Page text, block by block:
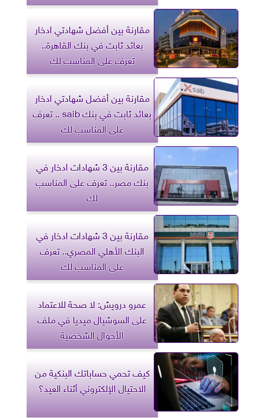
مقارنة بين أفضل شهادتي ادخار
بعائد ثابت في بنك القاهرة..
تعرف على المناسب لك
مقارنة بين أفضل شهادتي ادخار
بعائد ثابت في بنك saib .. تعرف
على المناسب لك
مقارنة بين 3 شهادات ادخار في
بنك مصر.. تعرف على المناسب
لك
مقارنة بين 3 شهادات ادخار في
البنك الأهلي المصري.. تعرف
على المناسب لك
عمرو درويش: لا صحة للاعتماد
على السوشيال ميديا في ملف
الأحوال الشخصية
كيف تحمي حساباتك البنكية من
الاحتيال الإلكتروني أثناء العيد؟